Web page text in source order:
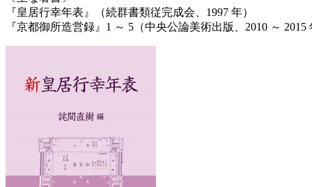
『皇居行幸年表』（続群書類従完成会、1997 年）
『京都御所造営録』1 ～ 5（中央公論美術出版、2010 ～ 2015